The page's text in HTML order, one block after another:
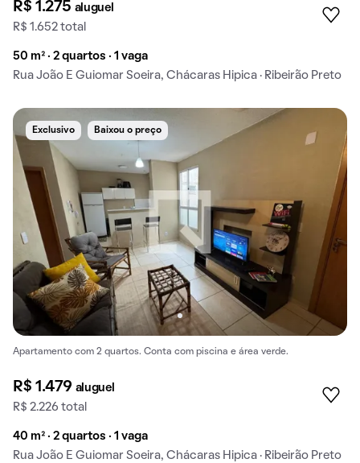
R$ 1.275 aluguel
R$ 1.652 total
50 m² · 2 quartos · 1 vaga
Rua João E Guiomar Soeira, Chácaras Hipica · Ribeirão Preto
Exclusivo Baixou o preço
Apartamento com 2 quartos. Conta com piscina e área verde.
R$ 1.479 aluguel
R$ 2.226 total
40 m² · 2 quartos · 1 vaga
Rua João E Guiomar Soeira, Chácaras Hipica · Ribeirão Preto